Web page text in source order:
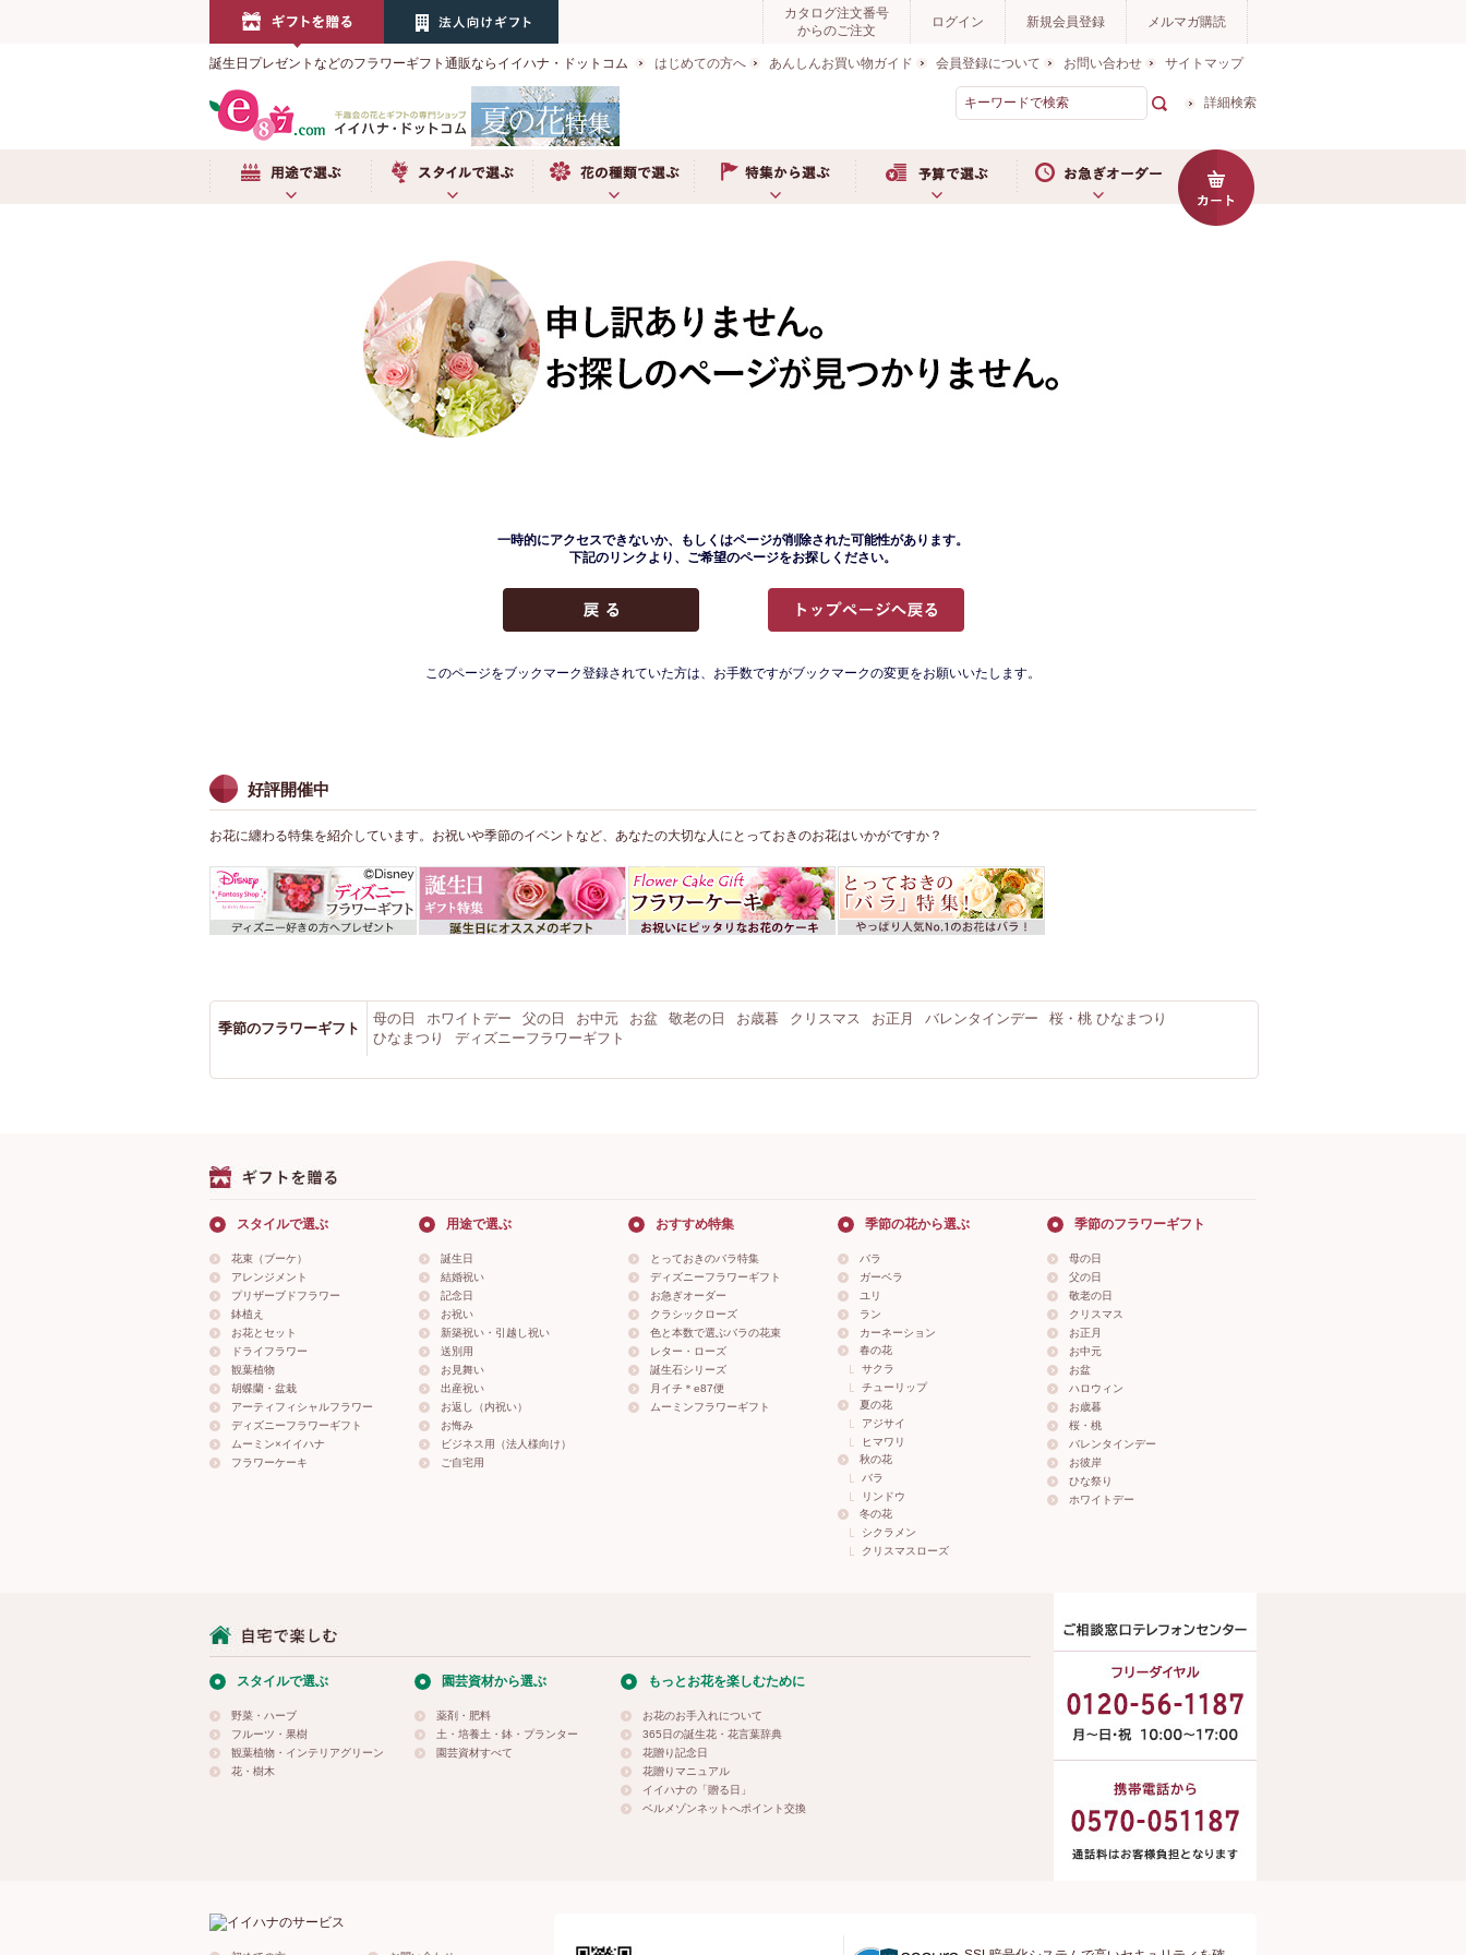
カタログ注文番号
からのご注文
ログイン 新規会員登録 メルマガ購読
誕生日プレゼントなどのフラワーギフト通販ならイイハナ・ドットコム はじめての方へ あんしんお買い物ガイド 会員登録について お問い合わせ サイトマップ
詳細検索
一時的にアクセスできないか、もしくはページが削除された可能性があります。
下記のリンクより、ご希望のページをお探しください。
このページをブックマーク登録されていた方は、お手数ですがブックマークの変更をお願いいたします。
好評開催中
お花に纏わる特集を紹介しています。お祝いや季節のイベントなど、あなたの大切な人にとっておきのお花はいかがですか？
季節のフラワーギフト
母の日 ホワイトデー 父の日 お中元 お盆 敬老の日 お歳暮 クリスマス お正月 バレンタインデー
桜・桃 ひなまつり
ひなまつり
ディズニーフラワーギフト
スタイルで選ぶ
花束（ブーケ）
アレンジメント
プリザーブドフラワー
鉢植え
お花とセット
ドライフラワー
観葉植物
胡蝶蘭・盆栽
アーティフィシャルフラワー
ディズニーフラワーギフト
ムーミン×イイハナ
フラワーケーキ
用途で選ぶ
誕生日
結婚祝い
記念日
お祝い
新築祝い・引越し祝い
送別用
お見舞い
出産祝い
お返し（内祝い）
お悔み
ビジネス用（法人様向け）
ご自宅用
おすすめ特集
とっておきのバラ特集
ディズニーフラワーギフト
お急ぎオーダー
クラシックローズ
色と本数で選ぶバラの花束
レター・ローズ
誕生石シリーズ
月イチ＊e87便
ムーミンフラワーギフト
季節の花から選ぶ
バラ
ガーベラ
ユリ
ラン
カーネーション
春の花
サクラ
チューリップ
夏の花
アジサイ
ヒマワリ
秋の花
バラ
リンドウ
冬の花
シクラメン
クリスマスローズ
季節のフラワーギフト
母の日
父の日
敬老の日
クリスマス
お正月
お中元
お盆
ハロウィン
お歳暮
桜・桃
バレンタインデー
お彼岸
ひな祭り
ホワイトデー
スタイルで選ぶ
野菜・ハーブ
フルーツ・果樹
観葉植物・インテリアグリーン
花・樹木
園芸資材から選ぶ
薬剤・肥料
土・培養土・鉢・プランター
園芸資材すべて
もっとお花を楽しむために
お花のお手入れについて
365日の誕生花・花言葉辞典
花贈り記念日
花贈りマニュアル
イイハナの「贈る日」
ベルメゾンネットへポイント交換